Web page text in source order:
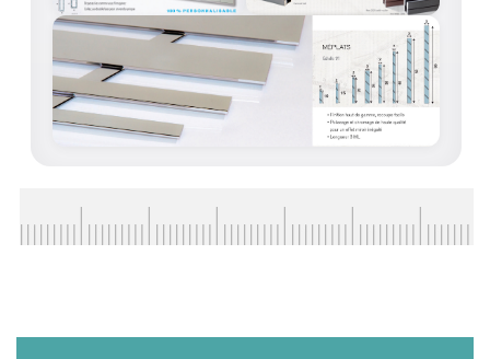
VITRINE EN VERRE
CONNECTEURS ET ASSEMBLAGE DE VERRES
PLATS ET CORNIÈRES
JOINTS D'ÉTANCHÉITÉS